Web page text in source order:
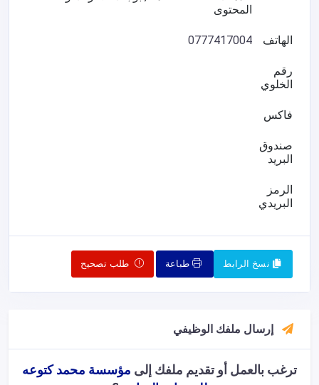
المحتوى
الهاتف 0777417004
رقم
الخلوي
فاكس
صندوق
البريد
الرمز
البريدي
نسخ الرابط طباعة طلب تصحيح
إرسال ملفك الوظيفي
ترغب بالعمل أو تقديم ملفك إلى مؤسسة محمد كتوعه